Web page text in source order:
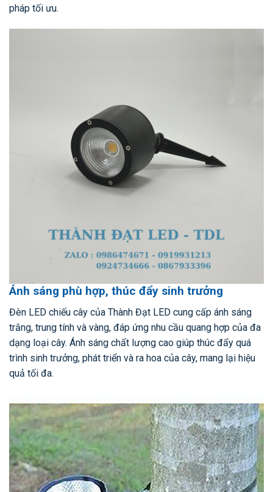
pháp tối ưu.
Ánh sáng phù hợp, thúc đẩy sinh trưởng
Đèn LED chiếu cây của Thành Đạt LED cung cấp ánh sáng
trắng, trung tính và vàng, đáp ứng nhu cầu quang hợp của đa
dạng loại cây. Ánh sáng chất lượng cao giúp thúc đẩy quá
trình sinh trưởng, phát triển và ra hoa của cây, mang lại hiệu
quả tối đa.